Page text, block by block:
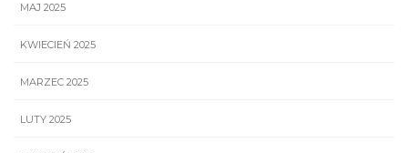
MAJ 2025
KWIECIEŃ 2025
MARZEC 2025
LUTY 2025